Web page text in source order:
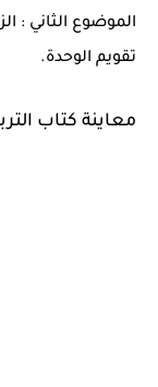
الموضوع الثاني :
تقويم الوحدة.
معاينة كتاب